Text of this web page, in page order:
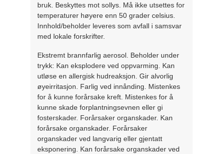
bruk. Beskyttes mot sollys. Må ikke utsettes for
temperaturer høyere enn 50 grader celsius.
Innhold/beholder leveres som avfall i samsvar
med lokale forskrifter.
Ekstremt brannfarlig aerosol. Beholder under
trykk: Kan eksplodere ved oppvarming. Kan
utløse en allergisk hudreaksjon. Gir alvorlig
øyeirritasjon. Farlig ved innånding. Mistenkes
for å kunne forårsake kreft. Mistenkes for å
kunne skade forplantningsevnen eller gi
fosterskader. Forårsaker organskader. Kan
forårsake organskader. Forårsaker
organskader ved langvarig eller gjentatt
eksponering. Kan forårsake organskader ved